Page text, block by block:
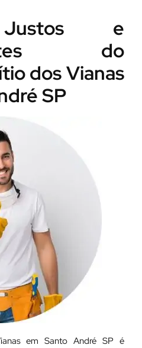
e
do
dos Vianas
SP
em Santo André SP é